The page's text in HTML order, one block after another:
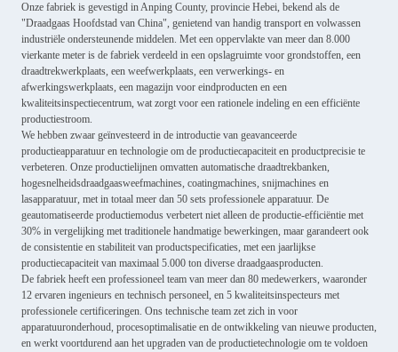
Onze fabriek is gevestigd in Anping County, provincie Hebei, bekend als de
"Draadgaas Hoofdstad van China", genietend van handig transport en volwassen
industriële ondersteunende middelen. Met een oppervlakte van meer dan 8.000
vierkante meter is de fabriek verdeeld in een opslagruimte voor grondstoffen, een
draadtrekwerkplaats, een weefwerkplaats, een verwerkings- en
afwerkingswerkplaats, een magazijn voor eindproducten en een
kwaliteitsinspectiecentrum, wat zorgt voor een rationele indeling en een efficiënte
productiestroom.
We hebben zwaar geïnvesteerd in de introductie van geavanceerde
productieapparatuur en technologie om de productiecapaciteit en productprecisie te
verbeteren. Onze productielijnen omvatten automatische draadtrekbanken,
hogesnelheidsdraadgaasweefmachines, coatingmachines, snijmachines en
lasapparatuur, met in totaal meer dan 50 sets professionele apparatuur. De
geautomatiseerde productiemodus verbetert niet alleen de productie-efficiëntie met
30% in vergelijking met traditionele handmatige bewerkingen, maar garandeert ook
de consistentie en stabiliteit van productspecificaties, met een jaarlijkse
productiecapaciteit van maximaal 5.000 ton diverse draadgaasproducten.
De fabriek heeft een professioneel team van meer dan 80 medewerkers, waaronder
12 ervaren ingenieurs en technisch personeel, en 5 kwaliteitsinspecteurs met
professionele certificeringen. Ons technische team zet zich in voor
apparatuuronderhoud, procesoptimalisatie en de ontwikkeling van nieuwe producten,
en werkt voortdurend aan het upgraden van de productietechnologie om te voldoen